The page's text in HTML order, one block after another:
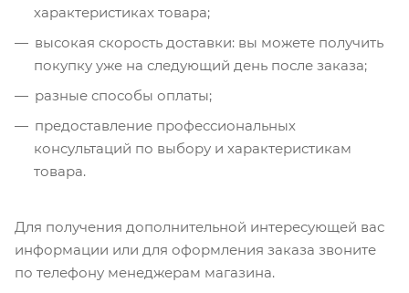
характеристиках товара;
высокая скорость доставки: вы можете получить
покупку уже на следующий день после заказа;
разные способы оплаты;
предоставление профессиональных
консультаций по выбору и характеристикам
товара.
Для получения дополнительной интересующей вас
информации или для оформления заказа звоните
по телефону менеджерам магазина.